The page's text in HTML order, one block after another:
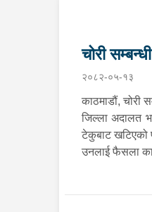
चोरी
२०८२-०५-१३
काठमाडौं, चोरी
जिल्ला अदालत
टेकुबाट खटिएको
उनलाई फैसला